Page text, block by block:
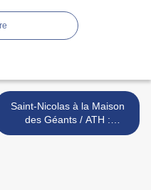
Saint-Nicolas à la Maison
des Géants / ATH :
Belgique >